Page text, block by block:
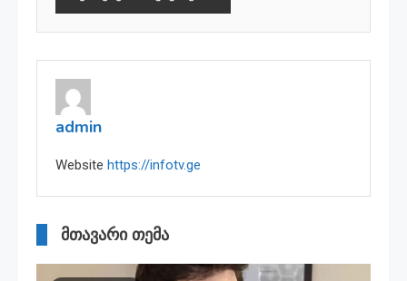
admin
Website https://infotv.ge
მთავარი თემა